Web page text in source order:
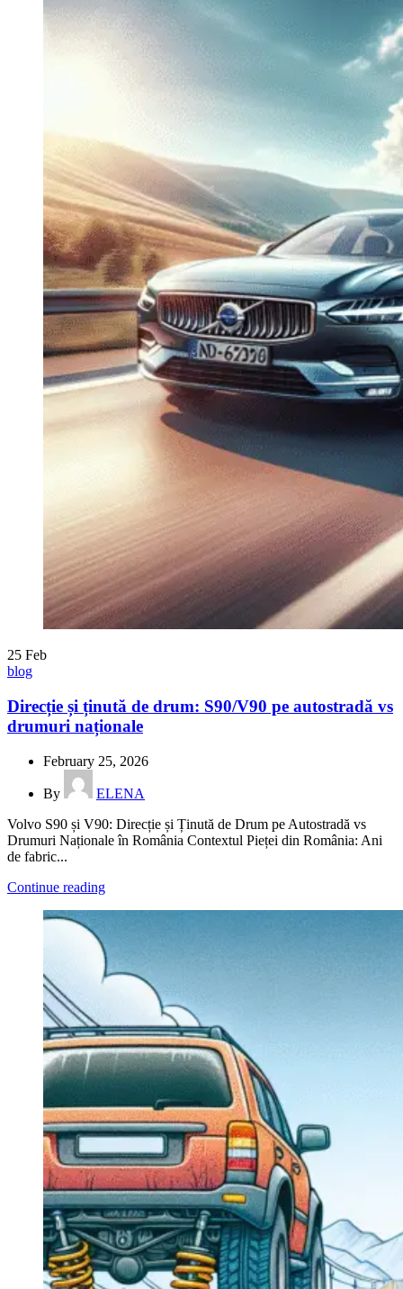
25 Feb
blog
Direcție și ținută de drum: S90/V90 pe autostradă vs
drumuri naționale
February 25, 2026
By
ELENA
Volvo S90 și V90: Direcție și Ținută de Drum pe Autostradă vs
Drumuri Naționale în România Contextul Pieței din România: Ani
de fabric...
Continue reading